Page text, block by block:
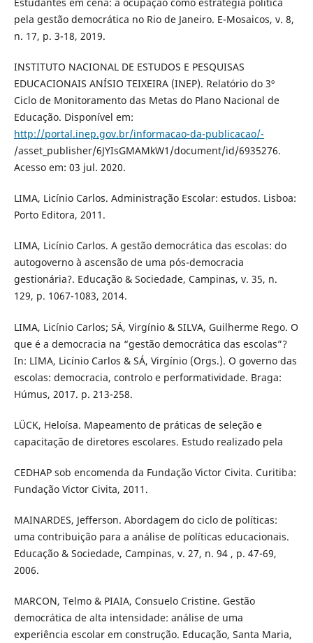
Estudantes em cena: a ocupação como estratégia política
pela gestão democrática no Rio de Janeiro. E-Mosaicos, v. 8,
n. 17, p. 3-18, 2019.
INSTITUTO NACIONAL DE ESTUDOS E PESQUISAS
EDUCACIONAIS ANÍSIO TEIXEIRA (INEP). Relatório do 3º
Ciclo de Monitoramento das Metas do Plano Nacional de
Educação. Disponível em:
http://portal.inep.gov.br/informacao-da-publicacao/-
/asset_publisher/6JYIsGMAMkW1/document/id/6935276.
Acesso em: 03 jul. 2020.
LIMA, Licínio Carlos. Administração Escolar: estudos. Lisboa:
Porto Editora, 2011.
LIMA, Licínio Carlos. A gestão democrática das escolas: do
autogoverno à ascensão de uma pós-democracia
gestionária?. Educação & Sociedade, Campinas, v. 35, n.
129, p. 1067-1083, 2014.
LIMA, Licínio Carlos; SÁ, Virgínio & SILVA, Guilherme Rego. O
que é a democracia na “gestão democrática das escolas”?
In: LIMA, Licínio Carlos & SÁ, Virgínio (Orgs.). O governo das
escolas: democracia, controlo e performatividade. Braga:
Húmus, 2017. p. 213-258.
LÜCK, Heloísa. Mapeamento de práticas de seleção e
capacitação de diretores escolares. Estudo realizado pela
CEDHAP sob encomenda da Fundação Victor Civita. Curitiba:
Fundação Victor Civita, 2011.
MAINARDES, Jefferson. Abordagem do ciclo de políticas:
uma contribuição para a análise de políticas educacionais.
Educação & Sociedade, Campinas, v. 27, n. 94 , p. 47-69,
2006.
MARCON, Telmo & PIAIA, Consuelo Cristine. Gestão
democrática de alta intensidade: análise de uma
experiência escolar em construção. Educação, Santa Maria,